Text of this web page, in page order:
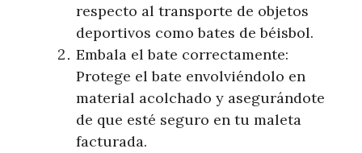
respecto al transporte de objetos
deportivos como bates de béisbol.
Embala el bate correctamente:
Protege el bate envolviéndolo en
material acolchado y asegurándote
de que esté seguro en tu maleta
facturada.